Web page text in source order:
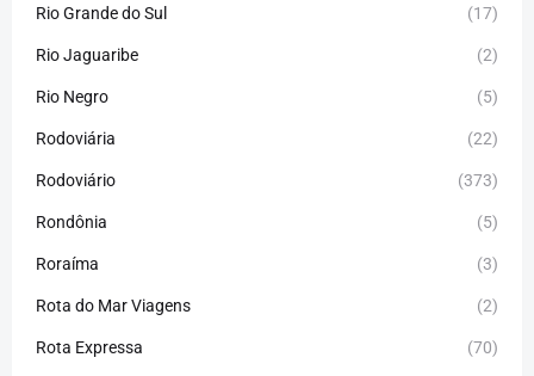
Rio Grande do Sul (17)
Rio Jaguaribe (2)
Rio Negro (5)
Rodoviária (22)
Rodoviário (373)
Rondônia (5)
Roraíma (3)
Rota do Mar Viagens (2)
Rota Expressa (70)